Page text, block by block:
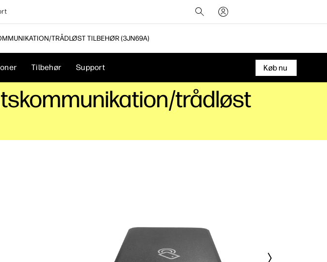
TRÅDLØST TILBEHØR (3JN69A)
Tilbehør Support Køb nu
trådløst